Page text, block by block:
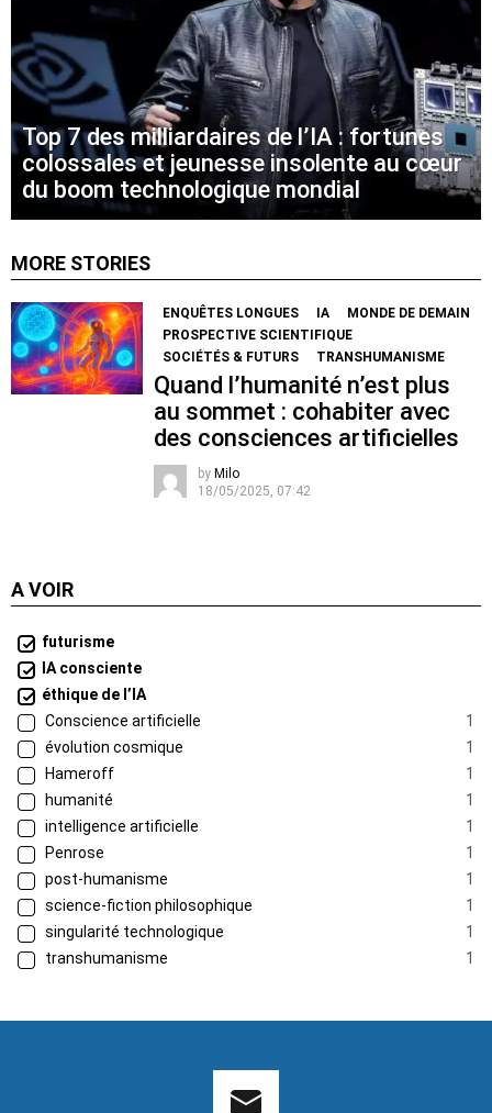
Top 7 des milliardaires de l’IA : fortunes
colossales et jeunesse insolente au cœur
du boom technologique mondial
MORE STORIES
ENQUÊTES LONGUES IA
MONDE DE DEMAIN
PROSPECTIVE SCIENTIFIQUE
SOCIÉTÉS & FUTURS
TRANSHUMANISME
Quand l’humanité n’est plus
au sommet : cohabiter avec
des consciences artificielles
by Milo
18/05/2025, 07:42
A VOIR
futurisme
IA consciente
éthique de l’IA
Conscience artificielle
1
évolution cosmique
1
Hameroff
1
humanité
1
intelligence artificielle
1
Penrose
1
post-humanisme
1
science-fiction philosophique
1
singularité technologique
1
transhumanisme
1